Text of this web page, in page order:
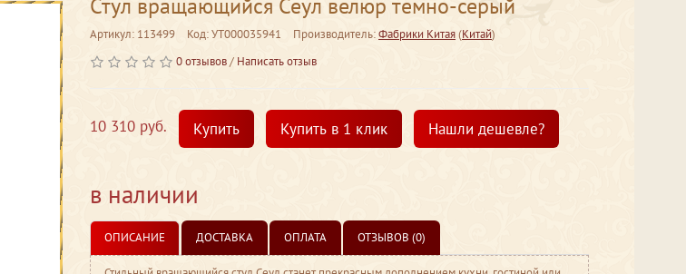
Стул вращающийся Сеул велюр темно-серый
Артикул: 113499 Код: УТ000035941 Производитель:Фабрики Китая(Китай)
0 отзывов/ Написать отзыв
10 310 руб. Купить Купить в 1 клик Нашли дешевле?
в наличии
ОПИСАНИЕ ДОСТАВКА ОПЛАТА ОТЗЫВОВ (0)